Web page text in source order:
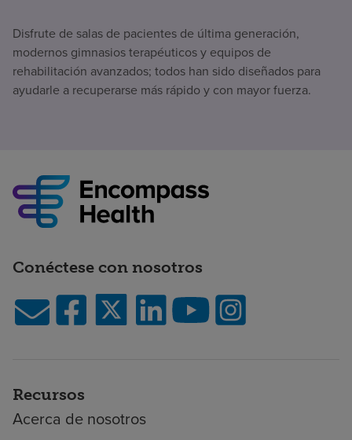
Disfrute de salas de pacientes de última generación,
modernos gimnasios terapéuticos y equipos de
rehabilitación avanzados; todos han sido diseñados para
ayudarle a recuperarse más rápido y con mayor fuerza.
Conéctese con nosotros
Recursos
Acerca de nosotros